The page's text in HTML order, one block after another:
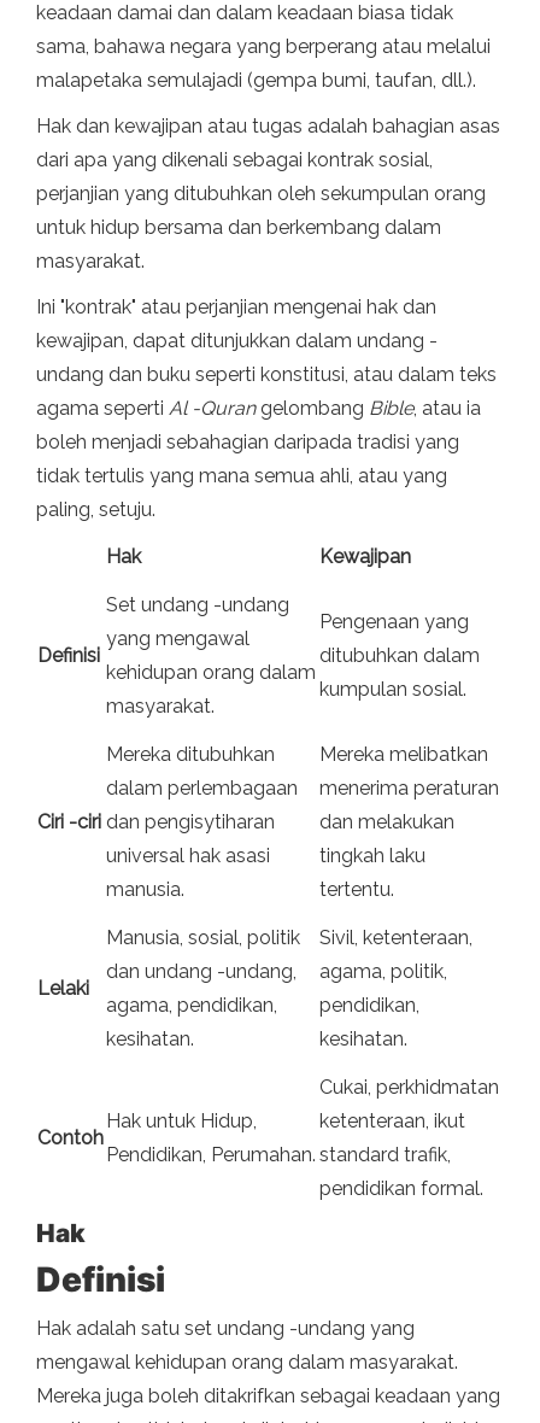
keadaan damai dan dalam keadaan biasa tidak
sama, bahawa negara yang berperang atau melalui
malapetaka semulajadi (gempa bumi, taufan, dll.).
Hak dan kewajipan atau tugas adalah bahagian asas
dari apa yang dikenali sebagai kontrak sosial,
perjanjian yang ditubuhkan oleh sekumpulan orang
untuk hidup bersama dan berkembang dalam
masyarakat.
Ini "kontrak" atau perjanjian mengenai hak dan
kewajipan, dapat ditunjukkan dalam undang -
undang dan buku seperti konstitusi, atau dalam teks
agama seperti Al -Qurangelombang Bible, atau ia
boleh menjadi sebahagian daripada tradisi yang
tidak tertulis yang mana semua ahli, atau yang
paling, setuju.
Hak Kewajipan
Definisi
Set undang -undang
yang mengawal
kehidupan orang dalam
masyarakat.
Pengenaan yang
ditubuhkan dalam
kumpulan sosial.
Ciri -ciri
Mereka ditubuhkan
dalam perlembagaan
dan pengisytiharan
universal hak asasi
manusia.
Mereka melibatkan
menerima peraturan
dan melakukan
tingkah laku
tertentu.
Lelaki
Manusia, sosial, politik
dan undang -undang,
agama, pendidikan,
kesihatan.
Sivil, ketenteraan,
agama, politik,
pendidikan,
kesihatan.
Contoh
Hak untuk Hidup,
Pendidikan, Perumahan.
Cukai, perkhidmatan
ketenteraan, ikut
standard trafik,
pendidikan formal.
Hak
Definisi
Hak adalah satu set undang -undang yang
mengawal kehidupan orang dalam masyarakat.
Mereka juga boleh ditakrifkan sebagai keadaan yang